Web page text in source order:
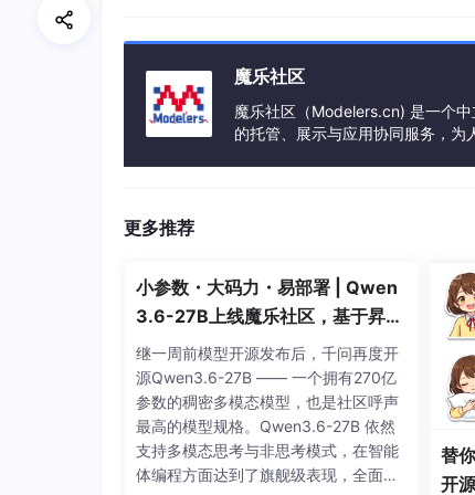
魔乐社区
魔乐社区（Modelers.cn) 是一个
的托管、展示与应用协同服务，为
更多推荐
小参数・大码力・易部署 | Qwen
3.6-27B上线魔乐社区，基于昇腾
的部署教程来了
继一周前模型开源发布后，千问再度开
源Qwen3.6-27B —— 一个拥有270亿
参数的稠密多模态模型，也是社区呼声
最高的模型规格。Qwen3.6-27B 依然
支持多模态思考与非思考模式，在智能
体编程方面达到了旗舰级表现，全面超
替
开